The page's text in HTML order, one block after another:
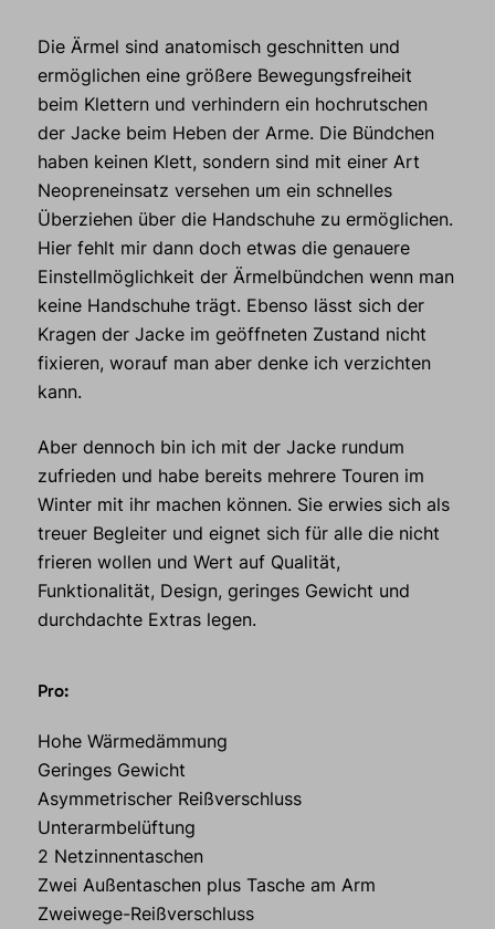
Die Ärmel sind anatomisch geschnitten und
ermöglichen eine größere Bewegungsfreiheit
beim Klettern und verhindern ein hochrutschen
der Jacke beim Heben der Arme. Die Bündchen
haben keinen Klett, sondern sind mit einer Art
Neopreneinsatz versehen um ein schnelles
Überziehen über die Handschuhe zu ermöglichen.
Hier fehlt mir dann doch etwas die genauere
Einstellmöglichkeit der Ärmelbündchen wenn man
keine Handschuhe trägt. Ebenso lässt sich der
Kragen der Jacke im geöffneten Zustand nicht
fixieren, worauf man aber denke ich verzichten
kann.
Aber dennoch bin ich mit der Jacke rundum
zufrieden und habe bereits mehrere Touren im
Winter mit ihr machen können. Sie erwies sich als
treuer Begleiter und eignet sich für alle die nicht
frieren wollen und Wert auf Qualität,
Funktionalität, Design, geringes Gewicht und
durchdachte Extras legen.
Pro:
Hohe Wärmedämmung
Geringes Gewicht
Asymmetrischer Reißverschluss
Unterarmbelüftung
2 Netzinnentaschen
Zwei Außentaschen plus Tasche am Arm
Zweiwege-Reißverschluss